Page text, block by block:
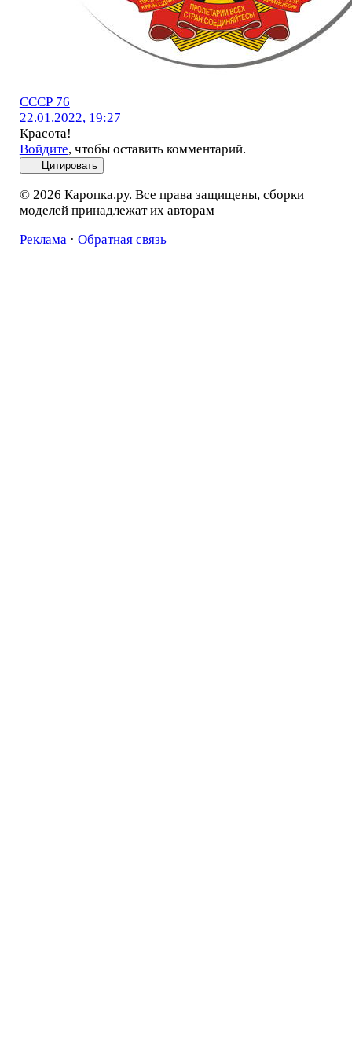
СССР 76
22.01.2022, 19:27
Красота!
Войдите, чтобы оставить комментарий.
Цитировать
© 2026 Каропка.ру. Все права защищены, сборки
моделей принадлежат их авторам
Реклама· Обратная связь